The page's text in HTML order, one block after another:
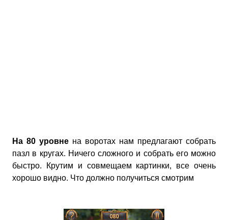
На 80 уровне на воротах нам предлагают собрать
пазл в кругах. Ничего сложного и собрать его можно
быстро. Крутим и совмещаем картинки, все очень
хорошо видно. Что должно получиться смотрим